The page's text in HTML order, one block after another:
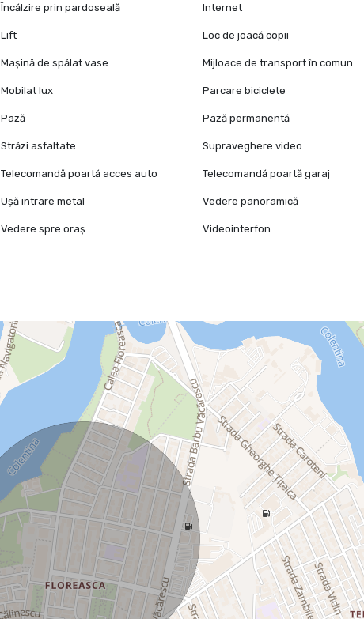
Încălzire prin pardoseală Internet
Lift Loc de joacă copii
Mașină de spălat vase Mijloace de transport în comun
Mobilat lux Parcare biciclete
Pază Pază permanentă
Străzi asfaltate Supraveghere video
Telecomandă poartă acces auto Telecomandă poartă garaj
Ușă intrare metal Vedere panoramică
Vedere spre oraș Videointerfon